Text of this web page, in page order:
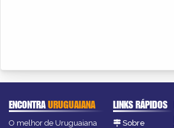
ENCONTRAURUGUAIANA
O melhor de Uruguaiana
LINKS RÁPIDOS
Sobre